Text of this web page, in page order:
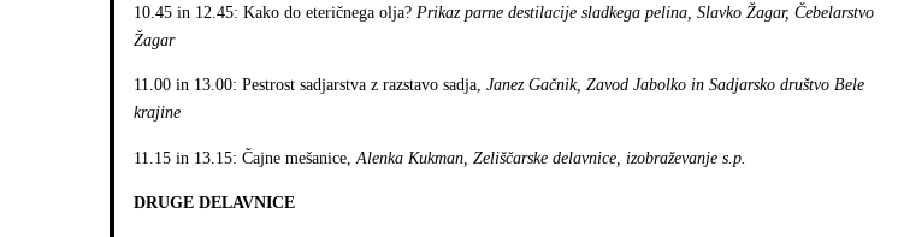
10.45 in 12.45: Kako do eteričnega olja? Prikaz parne destilacije sladkega pelina, Slavko Žagar, Čebelarstvo
Žagar
11.00 in 13.00: Pestrost sadjarstva z razstavo sadja, Janez Gačnik, Zavod Jabolko in Sadjarsko društvo Bele
krajine
11.15 in 13.15: Čajne mešanice, Alenka Kukman, Zeliščarske delavnice, izobraževanje s.p.
DRUGE DELAVNICE